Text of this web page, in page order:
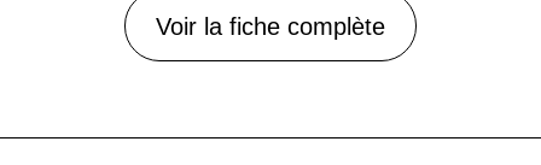
Voir la fiche complète